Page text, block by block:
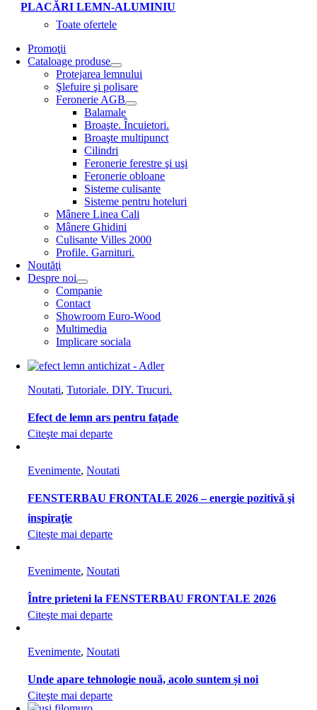
PLACĂRI LEMN-ALUMINIU
Toate ofertele
Promoţii
Cataloage produse
Protejarea lemnului
Şlefuire şi polisare
Feronerie AGB
Balamale
Broaşte. Încuietori.
Broaşte multipunct
Cilindri
Feronerie ferestre şi uşi
Feronerie obloane
Sisteme culisante
Sisteme pentru hoteluri
Mânere Linea Cali
Mânere Ghidini
Culisante Villes 2000
Profile. Garnituri.
Noutăţi
Despre noi
Companie
Contact
Showroom Euro-Wood
Multimedia
Implicare sociala
Noutati,Tutoriale. DIY. Trucuri.
Efect de lemn ars pentru faţade
Citeşte mai departe
Evenimente,Noutati
FENSTERBAU FRONTALE 2026 – energie pozitivă şi
inspiraţie
Citeşte mai departe
Evenimente,Noutati
Între prieteni la FENSTERBAU FRONTALE 2026
Citeşte mai departe
Evenimente,Noutati
Unde apare tehnologie nouă, acolo suntem și noi
Citeşte mai departe